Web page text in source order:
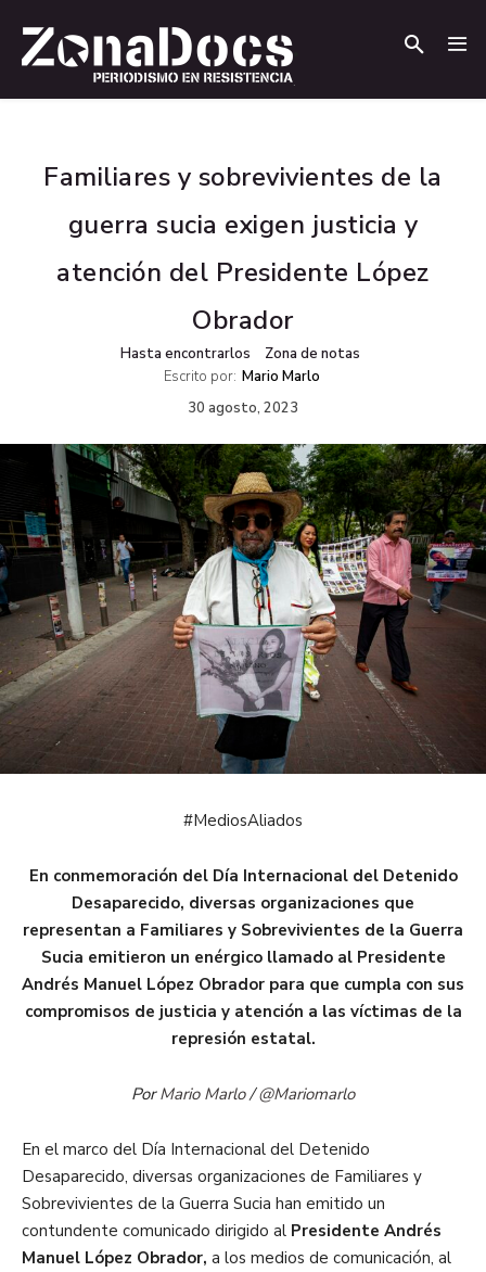
Familiares y sobrevivientes de la
guerra sucia exigen justicia y
atención del Presidente López
Obrador
Hasta encontrarlos
Zona de notas
Escrito por: Mario Marlo
30 agosto, 2023
#MediosAliados
En conmemoración del Día Internacional del Detenido
Desaparecido, diversas organizaciones que
representan a Familiares y Sobrevivientes de la Guerra
Sucia emitieron un enérgico llamado al Presidente
Andrés Manuel López Obrador para que cumpla con sus
compromisos de justicia y atención a las víctimas de la
represión estatal.
PorMario Marlo/@Mariomarlo
En el marco del Día Internacional del Detenido
Desaparecido, diversas organizaciones de Familiares y
Sobrevivientes de la Guerra Sucia han emitido un
contundente comunicado dirigido al Presidente Andrés
Manuel López Obrador, a los medios de comunicación, al